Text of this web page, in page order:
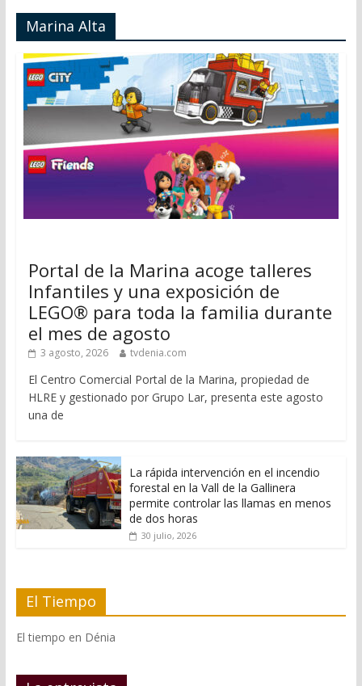
Marina Alta
Portal de la Marina acoge talleres
Infantiles y una exposición de
LEGO® para toda la familia durante
el mes de agosto
3 agosto, 2026 tvdenia.com
El Centro Comercial Portal de la Marina, propiedad de
HLRE y gestionado por Grupo Lar, presenta este agosto
una de
La rápida intervención en el incendio
forestal en la Vall de la Gallinera
permite controlar las llamas en menos
de dos horas
30 julio, 2026
El Tiempo
El tiempo en Dénia